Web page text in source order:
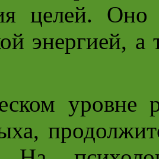
целей. Оно
энергией,
уровне